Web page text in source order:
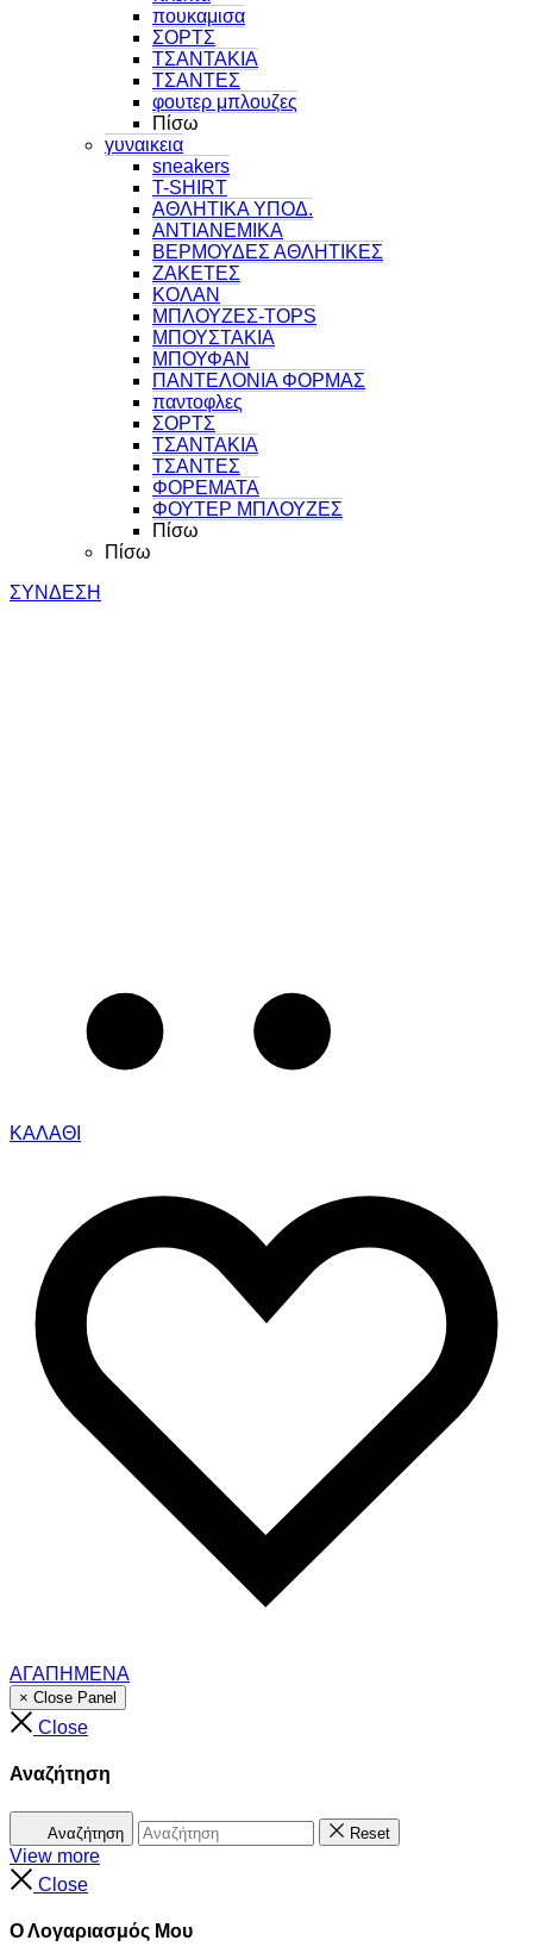
πουκαμισα
ΣΟΡΤΣ
ΤΣΑΝΤΑΚΙΑ
ΤΣΑΝΤΕΣ
φουτερ μπλουζες
Πίσω
γυναικεια
sneakers
T-SHIRT
ΑΘΛΗΤΙΚΑ ΥΠΟΔ.
ΑΝΤΙΑΝΕΜΙΚΑ
ΒΕΡΜΟΥΔΕΣ ΑΘΛΗΤΙΚΕΣ
ΖΑΚΕΤΕΣ
ΚΟΛΑΝ
ΜΠΛΟΥΖΕΣ-TOPS
ΜΠΟΥΣΤΑΚΙΑ
ΜΠΟΥΦΑΝ
ΠΑΝΤΕΛΟΝΙΑ ΦΟΡΜΑΣ
παντοφλες
ΣΟΡΤΣ
ΤΣΑΝΤΑΚΙΑ
ΤΣΑΝΤΕΣ
ΦΟΡΕΜΑΤΑ
ΦΟΥΤΕΡ ΜΠΛΟΥΖΕΣ
Πίσω
Πίσω
ΣΥΝΔΕΣΗ
ΚΑΛΑΘΙ
ΑΓΑΠΗΜΕΝΑ
× Close Panel
Close
Αναζήτηση
Αναζήτηση Reset
View more
Close
Ο Λογαριασμός Μου